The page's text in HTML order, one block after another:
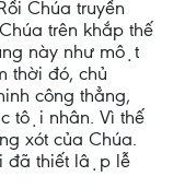
Chúa truyền
trên khắp thế
này như một
thời đó, chủ
công thẳng,
tội nhân. Vì thế
xót của Chúa.
đã thiết lập lễ